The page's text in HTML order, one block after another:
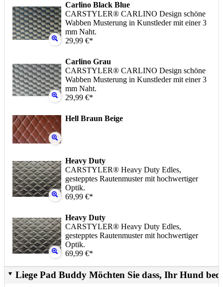
Carlino Black Blue
CARSTYLER® CARLINO Design schöne
Wabben Musterung in Kunstleder mit einer 3
mm Naht.
29,99 €*
Carlino Grau
CARSTYLER® CARLINO Design schöne
Wabben Musterung in Kunstleder mit einer 3
mm Naht.
29,99 €*
Hell Braun Beige
Heavy Duty
CARSTYLER® Heavy Duty Edles,
gestepptes Rautenmuster mit hochwertiger
Optik.
69,99 €*
Heavy Duty
CARSTYLER® Heavy Duty Edles,
gestepptes Rautenmuster mit hochwertiger
Optik.
69,99 €*
Liege Pad Buddy Möchten Sie dass, Ihr Hund